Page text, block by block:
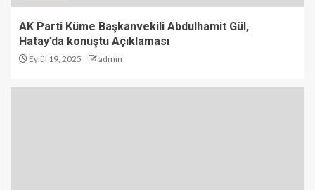
AK Parti Küme Başkanvekili Abdulhamit Gül,
Hatay’da konuştu Açıklaması
Eylül 19, 2025 admin